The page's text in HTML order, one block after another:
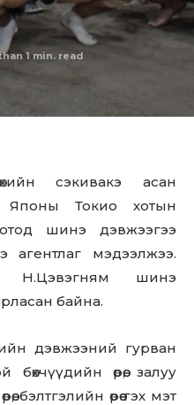
1 min. read
сэкивакэ асан
Японы Токио хотын
шинэ дэвжээгээ
агентлаг мэдээлжээ.
Н.Цэвэгням шинэ
байна.
дэвжээний гурван
өрөө, залуу
бэлтгэлийн өрөө гэх мэт